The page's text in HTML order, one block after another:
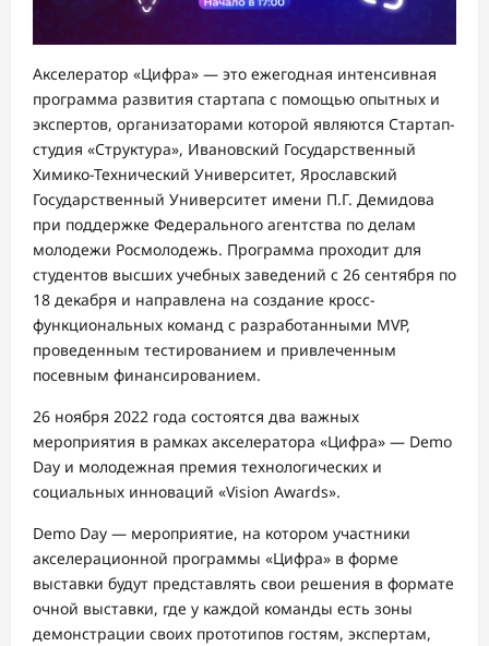
Акселератор «Цифра» — это ежегодная интенсивная
программа развития стартапа с помощью опытных и
экспертов, организаторами которой являются Стартап-
студия «Структура», Ивановский Государственный
Химико-Технический Университет, Ярославский
Государственный Университет имени П.Г. Демидова
при поддержке Федерального агентства по делам
молодежи Росмолодежь. Программа проходит для
студентов высших учебных заведений с 26 сентября по
18 декабря и направлена на создание кросс-
функциональных команд с разработанными MVP,
проведенным тестированием и привлеченным
посевным финансированием.
26 ноября 2022 года состоятся два важных
мероприятия в рамках акселератора «Цифра» — Demo
Day и молодежная премия технологических и
социальных инноваций «Vision Awards».
Demo Day — мероприятие, на котором участники
акселерационной программы «Цифра» в форме
выставки будут представлять свои решения в формате
очной выставки, где у каждой команды есть зоны
демонстрации своих прототипов гостям, экспертам,